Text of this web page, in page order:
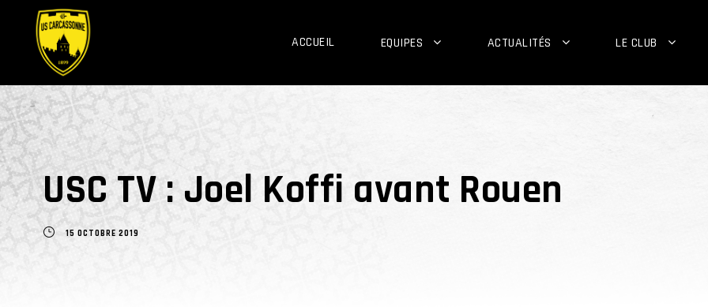
ACCUEIL EQUIPES ACTUALITÉS LE CLUB
USC TV : Joel Koffi avant Rouen
15 OCTOBRE 2019